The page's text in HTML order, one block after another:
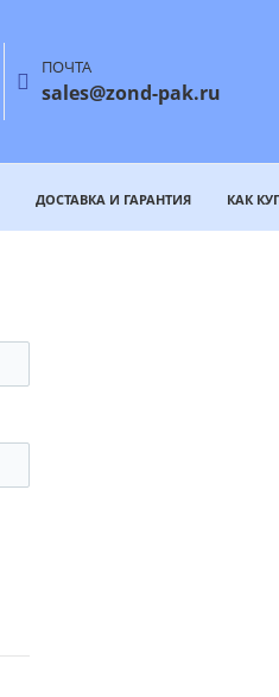
ПОЧТА
sales@zond-pak.ru
ДОСТАВКА И ГАРАНТИЯ КАК